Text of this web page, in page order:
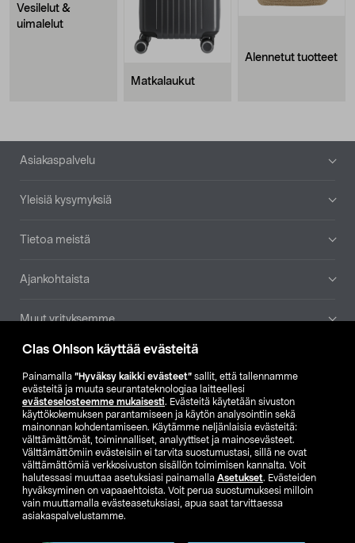
Clas Ohlson käyttää evästeitä
Painamalla ”Hyväksy kaikki evästeet” sallit, että tallennamme
evästeitä ja muuta seurantateknologiaa laitteellesi
evästeselosteemme mukaisesti. Evästeitä käytetään sivuston
käyttökokemuksen parantamiseen ja käytön analysointiin sekä
mainonnan kohdentamiseen. Käytämme neljänlaisia evästeitä:
välttämättömät, toiminnalliset, analyyttiset ja mainosevästeet.
Välttämättömiin evästeisiin ei tarvita suostumustasi, sillä ne ovat
välttämättömiä verkkosivuston sisällön toimimisen kannalta. Voit
halutessasi muuttaa asetuksiasi painamalla Asetukset. Evästeiden
hyväksyminen on vapaaehtoista. Voit perua suostumuksesi milloin
vain muuttamalla evästeasetuksiasi, apua saat tarvittaessa
asiakaspalvelustamme.
Vesilelut &
uimalelut
Matkalaukut
Alennetut tuotteet
Alatunniste
Asiakaspalvelu
Yleisiä kysymyksiä
Tietoa meistä
Ajankohtaista
Muut yrityksemme
Etsi myymälä
SE NO FI
FI SV